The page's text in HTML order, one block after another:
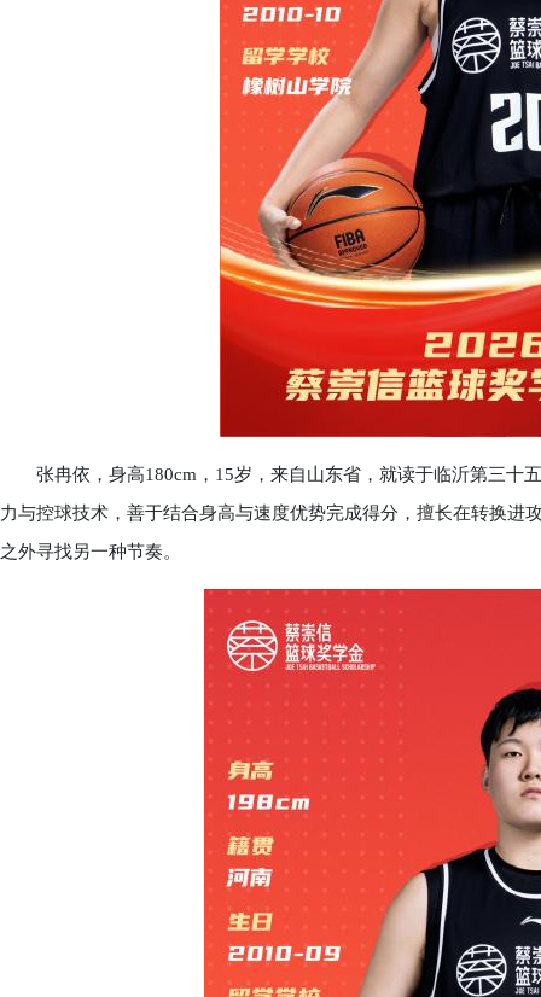
张冉依，身高180cm，15岁，来自山东省，就读于临沂第三十
力与控球技术，善于结合身高与速度优势完成得分，擅长在转换进
之外寻找另一种节奏。